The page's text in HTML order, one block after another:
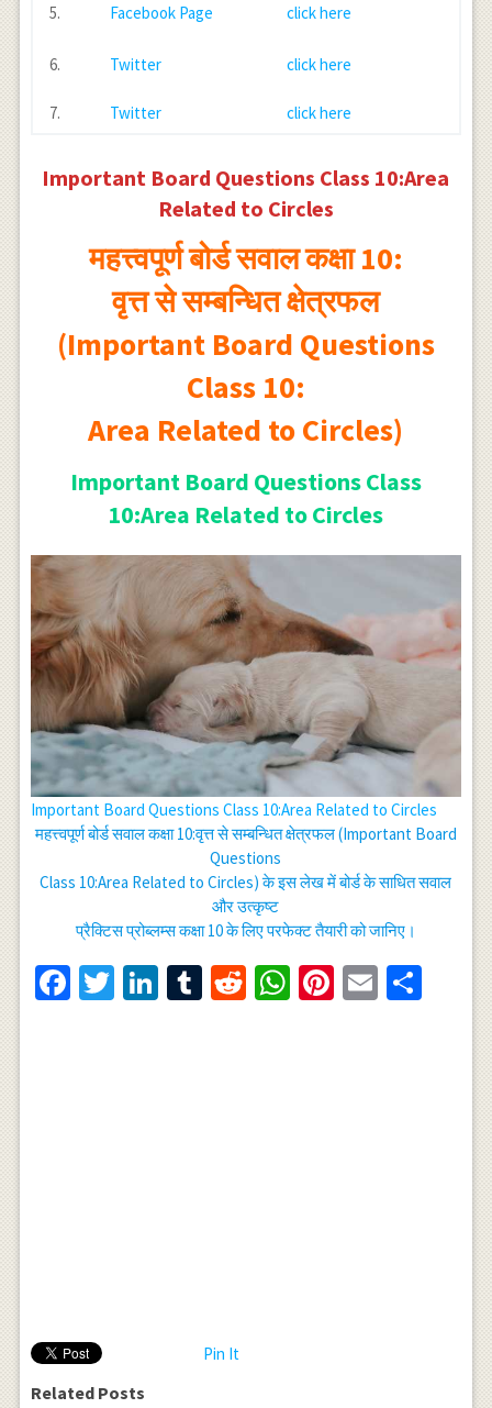
5. Facebook Page click here
6. Twitter click here
7. Twitter click here
Important Board Questions Class 10:Area
Related to Circles
महत्त्वपूर्ण बोर्ड सवाल कक्षा 10:
वृत्त से सम्बन्धित क्षेत्रफल
(Important Board Questions
Class 10:
Area Related to Circles)
Important Board Questions Class
10:Area Related to Circles
Important Board Questions Class 10:Area Related to Circles
महत्त्वपूर्ण बोर्ड सवाल कक्षा 10:वृत्त से सम्बन्धित क्षेत्रफल (Important Board
Questions
Class 10:Area Related to Circles) के इस लेख में बोर्ड के साधित सवाल
और उत्कृष्ट
प्रैक्टिस प्रोब्लम्स कक्षा 10 के लिए परफेक्ट तैयारी को जानिए।
Facebook
Twitter
LinkedIn
Tumblr
RedditWhatsApp
Pinterest
Email
Pin It
Related Posts